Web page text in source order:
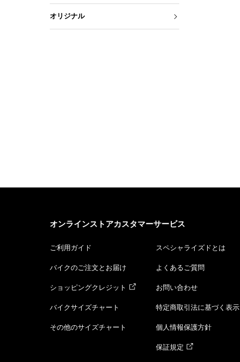
オリジナル
オンラインストアカスタマーサービス
ご利用ガイド
バイクのご注文とお届け
ショッピングクレジット
バイクサイズチャート
その他のサイズチャート
スペシャライズドとは
よくあるご質問
お問い合わせ
特定商取引法に基づく表示
個人情報保護方針
保証規定